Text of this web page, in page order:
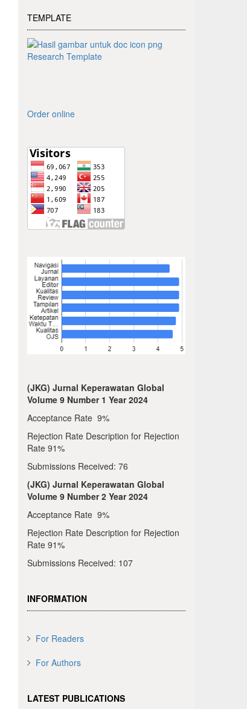
TEMPLATE
Research Template
Order online
(JKG) Jurnal Keperawatan Global
Volume 9 Number 1 Year 2024
Acceptance Rate 9%
Rejection Rate Description for Rejection
Rate 91%
Submissions Received: 76
(JKG) Jurnal Keperawatan Global
Volume 9 Number 2 Year 2024
Acceptance Rate 9%
Rejection Rate Description for Rejection
Rate 91%
Submissions Received: 107
INFORMATION
For Readers
For Authors
LATEST PUBLICATIONS